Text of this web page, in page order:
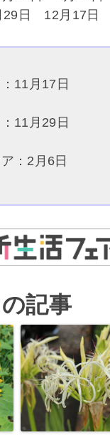
日 12月17日
11月17日
：11月29日
：2月6日
記事